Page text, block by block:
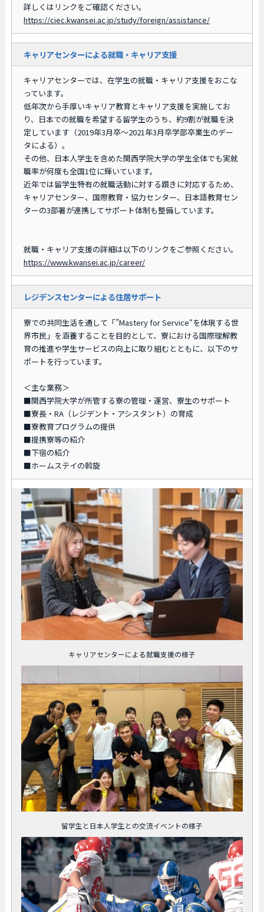
詳しくはリンクをご確認ください。
https://ciec.kwansei.ac.jp/study/foreign/assistance/
キャリアセンターによる就職・キャリア支援
キャリアセンターでは、在学生の就職・キャリア支援をおこな
っています。
低年次から手厚いキャリア教育とキャリア支援を実施してお
り、日本での就職を希望する留学生のうち、約9割が就職を決
定しています（2019年3月卒～2021年3月卒学部卒業生のデー
タによる）。
その他、日本人学生を含めた関西学院大学の学生全体でも実就
職率が何度も全国1位に輝いています。
近年では留学生特有の就職活動に対する躓きに対応するため、
キャリアセンター、国際教育・協力センター、日本語教育セン
ターの3部署が連携してサポート体制も整備しています。
就職・キャリア支援の詳細は以下のリンクをご参照ください。
https://www.kwansei.ac.jp/career/
レジデンスセンターによる住居サポート
寮での共同生活を通して「”Mastery for Service“を体現する世
界市民」を涵養することを目的として、寮における国際理解教
育の推進や学生サービスの向上に取り組むとともに、以下のサ
ポートを行っています。
＜主な業務＞
■関西学院大学が所管する寮の管理・運営、寮生のサポート
■寮長・RA（レジデント・アシスタント）の育成
■寮教育プログラムの提供
■提携寮等の紹介
■下宿の紹介
■ホームステイの斡旋
キャリアセンターによる就職支援の様子
留学生と日本人学生との交流イベントの様子